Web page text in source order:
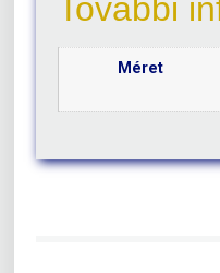
További
Méret